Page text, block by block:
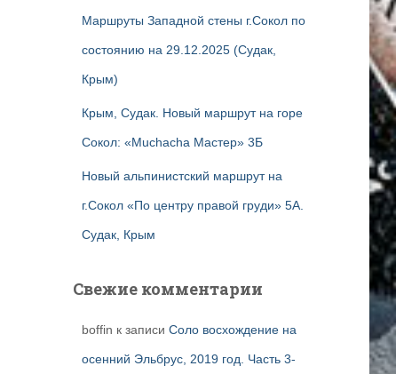
Маршруты Западной стены г.Сокол по
состоянию на 29.12.2025 (Судак,
Крым)
Крым, Судак. Новый маршрут на горе
Сокол: «Muchacha Мастер» 3Б
Новый альпинистский маршрут на
г.Сокол «По центру правой груди» 5А.
Судак, Крым
Свежие комментарии
boffin к записи Соло восхождение на
осенний Эльбрус, 2019 год. Часть 3-